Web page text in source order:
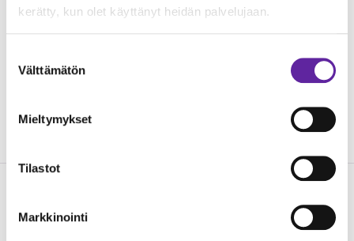
kerätty, kun olet käyttänyt heidän palvelujaan.
valinta
Välttämätön
Mieltymykset
Tilastot
Markkinointi
viihtyisän ja nykyaikaisen asumisvaihtoehdon.
yhteistyökumppanin sitoutumisesta tuottaa
toteaaMikko Suominen
Lue seuraavaksi